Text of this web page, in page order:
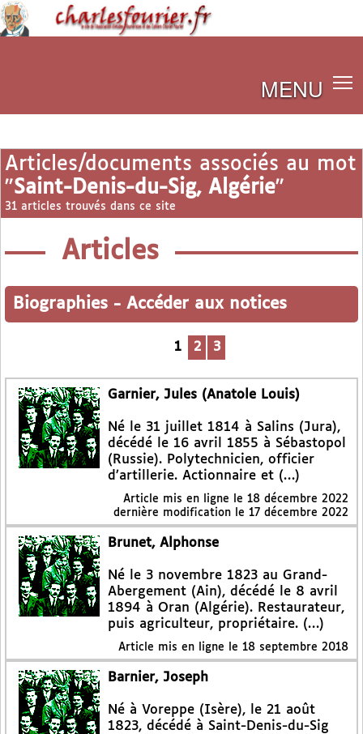
MENU
Articles/documents associés au mot
"Saint-Denis-du-Sig, Algérie"
31 articles trouvés dans ce site
Articles
Biographies - Accéder aux notices
1 2 3
Garnier, Jules (Anatole Louis)
Né le 31 juillet 1814 à Salins (Jura),
décédé le 16 avril 1855 à Sébastopol
(Russie). Polytechnicien, officier
d’artillerie. Actionnaire et (…)
Article mis en ligne le 18 décembre 2022
dernière modification le 17 décembre 2022
Brunet, Alphonse
Né le 3 novembre 1823 au Grand-
Abergement (Ain), décédé le 8 avril
1894 à Oran (Algérie). Restaurateur,
puis agriculteur, propriétaire. (…)
Article mis en ligne le 18 septembre 2018
Barnier, Joseph
Né à Voreppe (Isère), le 21 août
1823, décédé à Saint-Denis-du-Sig